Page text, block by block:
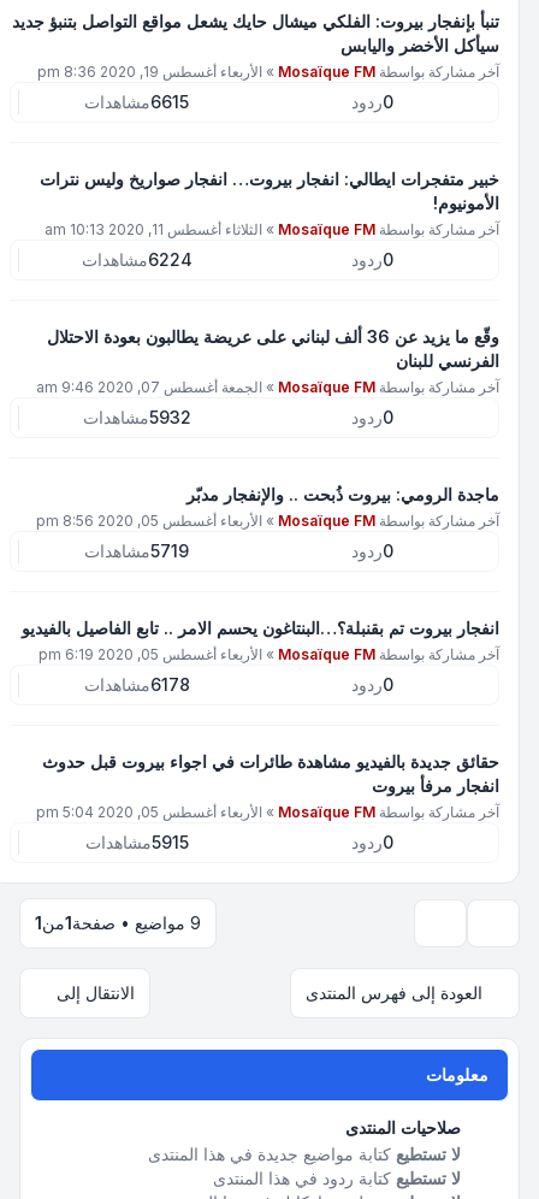
تنبأ بإنفجار بيروت: الفلكي ميشال حايك يشعل مواقع التواصل بتنبؤ جديد
سيأكل الأخضر واليابس
آخر مشاركة بواسطةMosaïque FM
»الأربعاء أغسطس 19, 2020 8:36 pm
ردود 6615مشاهدات
خبير متفجرات ايطالي: انفجار بيروت… انفجار صواريخ وليس نترات
الأمونيوم!
آخر مشاركة بواسطةMosaïque FM
»الثلاثاء أغسطس 11, 2020 10:13 am
ردود 6224مشاهدات
وقّع ما يزيد عن 36 ألف لبناني على عريضة يطالبون بعودة الاحتلال
الفرنسي للبنان
آخر مشاركة بواسطةMosaïque FM
»الجمعة أغسطس 07, 2020 9:46 am
ردود 5932مشاهدات
ماجدة الرومي: بيروت ذُبحت .. والإنفجار مدبّر
آخر مشاركة بواسطةMosaïque FM
»الأربعاء أغسطس 05, 2020 8:56 pm
ردود 5719مشاهدات
انفجار بيروت تم بقنبلة؟…البنتاغون يحسم الامر .. تابع الفاصيل بالفيديو
آخر مشاركة بواسطةMosaïque FM
»الأربعاء أغسطس 05, 2020 6:19 pm
ردود 6178مشاهدات
حقائق جديدة بالفيديو مشاهدة طائرات في اجواء بيروت قبل حدوث
انفجار مرفأ بيروت
آخر مشاركة بواسطةMosaïque FM
»الأربعاء أغسطس 05, 2020 5:04 pm
ردود 5915مشاهدات
1من1
العودة إلى فهرس المنتدى الانتقال إلى
معلومات
صلاحيات المنتدى
لا تستطيعكتابة مواضيع جديدة في هذا المنتدى
لا تستطيعكتابة ردود في هذا المنتدى